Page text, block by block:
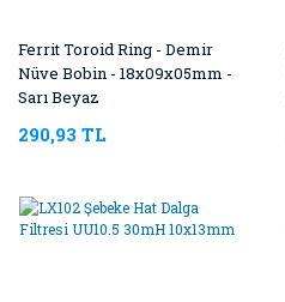
Ferrit Toroid Ring - Demir
Nüve Bobin - 18x09x05mm -
Sarı Beyaz
290,93 TL